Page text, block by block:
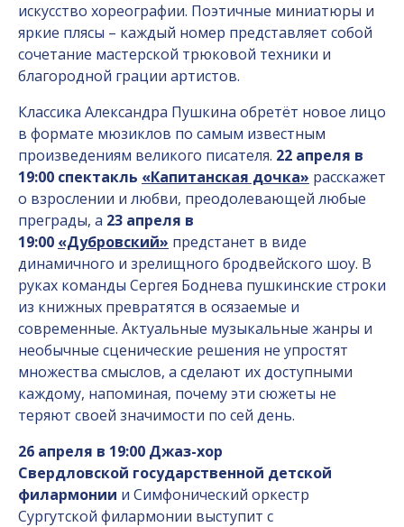
искусство хореографии. Поэтичные миниатюры и
яркие плясы – каждый номер представляет собой
сочетание мастерской трюковой техники и
благородной грации артистов.
Классика Александра Пушкина обретёт новое лицо
в формате мюзиклов по самым известным
произведениям великого писателя. 22 апреля в
19:00 спектакль «Капитанская дочка» расскажет
о взрослении и любви, преодолевающей любые
преграды, а 23 апреля в
19:00 «Дубровский» предстанет в виде
динамичного и зрелищного бродвейского шоу. В
руках команды Сергея Боднева пушкинские строки
из книжных превратятся в осязаемые и
современные. Актуальные музыкальные жанры и
необычные сценические решения не упростят
множества смыслов, а сделают их доступными
каждому, напоминая, почему эти сюжеты не
теряют своей значимости по сей день.
26 апреля в 19:00 Джаз-хор
Свердловской государственной детской
филармонии и Симфонический оркестр
Сургутской филармонии выступит с